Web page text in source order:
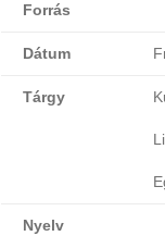
Forrás
Dátum
Tárgy
Nyelv